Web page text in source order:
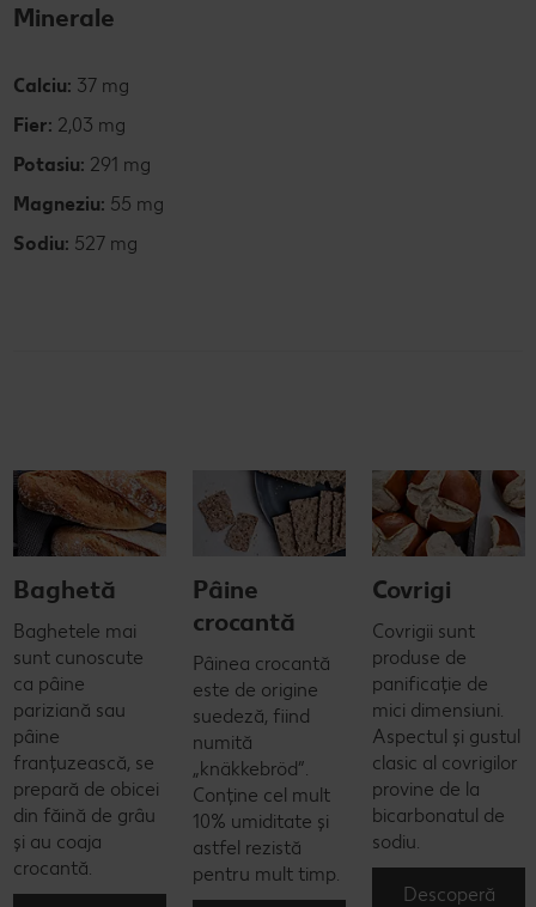
Minerale
Calciu: 37 mg
Fier: 2,03 mg
Potasiu: 291 mg
Magneziu: 55 mg
Sodiu: 527 mg
Baghetă
Baghetele mai
sunt cunoscute
ca pâine
pariziană sau
pâine
franțuzească, se
prepară de obicei
din făină de grâu
și au coaja
crocantă.
Pâine
crocantă
Pâinea crocantă
este de origine
suedeză, fiind
numită
„knäkkebröd”.
Conține cel mult
10% umiditate și
astfel rezistă
pentru mult timp.
Covrigi
Covrigii sunt
produse de
panificație de
mici dimensiuni.
Aspectul și gustul
clasic al covrigilor
provine de la
bicarbonatul de
sodiu.
Descoperă